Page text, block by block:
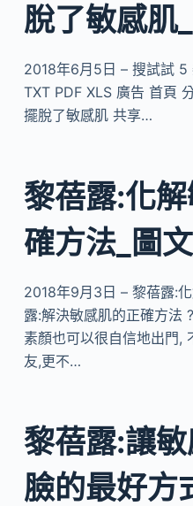
脫了敏感肌
2018年6月5日 – 搜試試
TXT PDF XLS 廣告 首頁
擺脫了敏感肌 共享…
黎蓓露:化
確方法_圖
2018年9月3日 – 黎蓓露:
露:解決敏感肌的正確方法
素顏也可以很自信地出門,
友,更不…
黎蓓露:讓
臉的最好方